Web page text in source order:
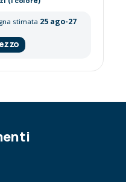
stimata 25 ago-27